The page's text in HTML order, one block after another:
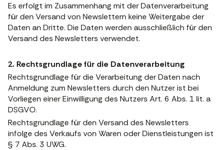
Es erfolgt im Zusammenhang mit der Datenverarbeitung
für den Versand von Newslettern keine Weitergabe der
Daten an Dritte. Die Daten werden ausschließlich für den
Versand des Newsletters verwendet.
2. Rechtsgrundlage für die Datenverarbeitung
Rechtsgrundlage für die Verarbeitung der Daten nach
Anmeldung zum Newsletters durch den Nutzer ist bei
Vorliegen einer Einwilligung des Nutzers Art. 6 Abs. 1 lit. a
DSGVO.
Rechtsgrundlage für den Versand des Newsletters
infolge des Verkaufs von Waren oder Dienstleistungen ist
§ 7 Abs. 3 UWG.